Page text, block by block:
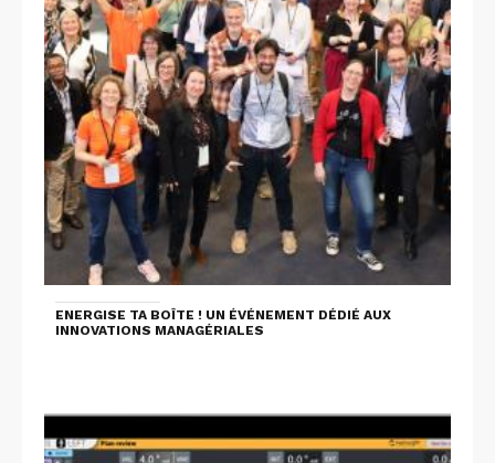
ENERGISE TA BOÎTE ! UN ÉVÉNEMENT DÉDIÉ AUX
INNOVATIONS MANAGÉRIALES